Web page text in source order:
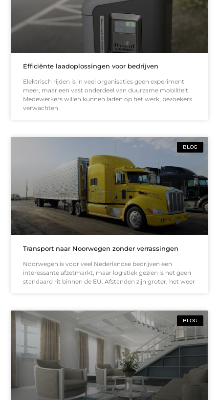
Efficiënte laadoplossingen voor bedrijven
Elektrisch rijden is in veel organisaties geen experiment
meer, maar een vast onderdeel van duurzame mobiliteit.
Medewerkers willen kunnen laden op het werk, bezoekers
verwachten
BLOG
Transport naar Noorwegen zonder verrassingen
Noorwegen is voor veel Nederlandse bedrijven een
interessante afzetmarkt, maar logistiek gezien is het geen
standaard rit binnen de EU. Afstanden zijn groter, het weer
BLOG